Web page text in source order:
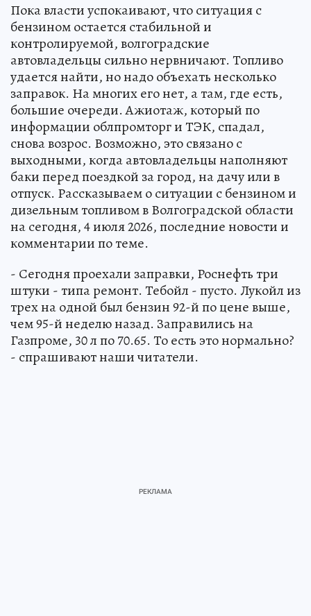
Пока власти успокаивают, что ситуация с
бензином остается стабильной и
контролируемой, волгоградские
автовладельцы сильно нервничают. Топливо
удается найти, но надо объехать несколько
заправок. На многих его нет, а там, где есть,
большие очереди. Ажиотаж, который по
информации облпромторг и ТЭК, спадал,
снова возрос. Возможно, это связано с
выходными, когда автовладельцы наполняют
баки перед поездкой за город, на дачу или в
отпуск. Рассказываем о ситуации с бензином и
дизельным топливом в Волгоградской области
на сегодня, 4 июля 2026, последние новости и
комментарии по теме.
- Сегодня проехали заправки, Роснефть три
штуки - типа ремонт. Тебойл - пусто. Лукойл из
трех на одной был бензин 92-й по цене выше,
чем 95-й неделю назад. Заправились на
Газпроме, 30 л по 70.65. То есть это нормально?
- спрашивают наши читатели.